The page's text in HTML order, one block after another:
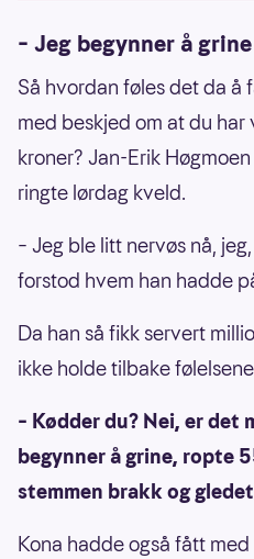
– Jeg begynner å grine
Så hvordan føles det da å
med beskjed om at du
kroner? Jan-Erik
ringte lørdag kveld.
– Jeg ble litt nervøs nå,
forstod hvem han hadde
Da han så fikk servert
ikke holde tilbake
– Kødder du? Nei, er det
begynner å grine, ropte
stemmen brakk og
Kona hadde også fått